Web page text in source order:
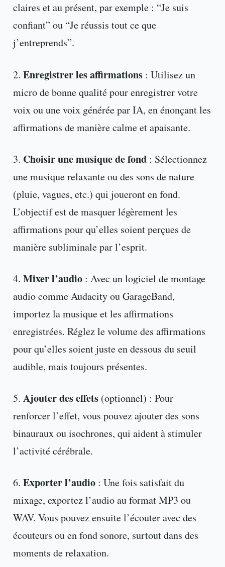
claires et au présent, par exemple : “Je suis
confiant” ou “Je réussis tout ce que
j’entreprends”.
2. Enregistrer les affirmations: Utilisez un
micro de bonne qualité pour enregistrer votre
voix ou une voix générée par IA, en énonçant les
affirmations de manière calme et apaisante.
3. Choisir une musique de fond: Sélectionnez
une musique relaxante ou des sons de nature
(pluie, vagues, etc.) qui joueront en fond.
L’objectif est de masquer légèrement les
affirmations pour qu’elles soient perçues de
manière subliminale par l’esprit.
4. Mixer l’audio: Avec un logiciel de montage
audio comme Audacity ou GarageBand,
importez la musique et les affirmations
enregistrées. Réglez le volume des affirmations
pour qu’elles soient juste en dessous du seuil
audible, mais toujours présentes.
5. Ajouter des effets(optionnel) : Pour
renforcer l’effet, vous pouvez ajouter des sons
binauraux ou isochrones, qui aident à stimuler
l’activité cérébrale.
6. Exporter l’audio: Une fois satisfait du
mixage, exportez l’audio au format MP3 ou
WAV. Vous pouvez ensuite l’écouter avec des
écouteurs ou en fond sonore, surtout dans des
moments de relaxation.